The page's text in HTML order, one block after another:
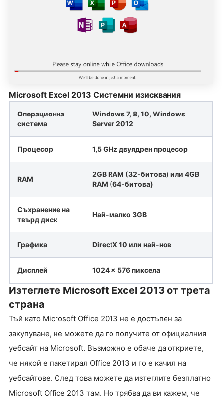
Microsoft Excel 2013 Системни изисквания
Операционна
система
Windows 7, 8, 10, Windows
Server 2012
Процесор 1,5 GHz двуядрен процесор
RAM
2GB RAM (32-битова) или 4GB
RAM (64-битова)
Съхранение на
твърд диск
Най-малко 3GB
Графика DirectX 10 или най-нов
Дисплей 1024 x 576 пиксела
Изтеглете Microsoft Excel 2013 от трета
страна
Тъй като Microsoft Office 2013 не е достъпен за
закупуване, не можете да го получите от официалния
уебсайт на Microsoft. Възможно е обаче да откриете,
че някой е пакетирал Office 2013 и го е качил на
уебсайтове. След това можете да изтеглите безплатно
Microsoft Office 2013 там. Но трябва да ви кажем, че